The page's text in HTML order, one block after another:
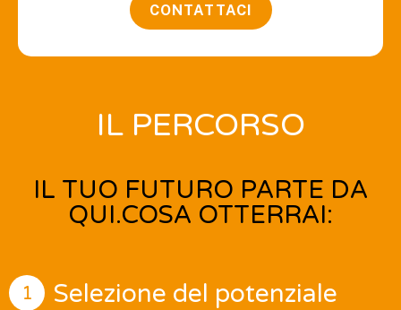
CONTATTACI
IL PERCORSO
IL TUO FUTURO PARTE DA
QUI.COSA OTTERRAI:
1 Selezione del potenziale